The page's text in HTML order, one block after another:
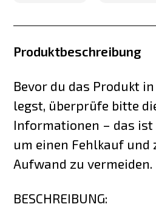
Produktbeschreibung
Bevor du das Produkt
legst, überprüfe bitte
Informationen – das ist
um einen Fehlkauf und
Aufwand zu vermeiden.
BESCHREIBUNG: